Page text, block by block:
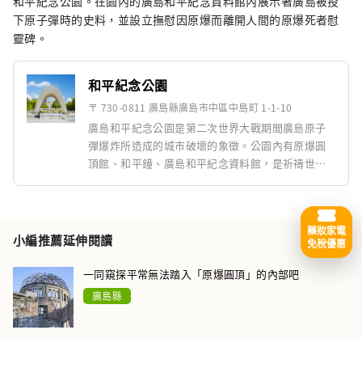
下原子彈時的史料，並設立撫慰因原爆而離開人間的原爆死者慰
靈碑。
和平紀念公園
〒 730-0811 廣島縣廣島市中區中島町 1-1-10
廣島和平紀念公園是第二次世界大戰期間廣島原子
彈爆炸所造成的城市破壞的象徵。公園內有原爆圓
頂館、和平鐘、廣島和平紀念資料館，是祈禱世界
怖。每年的8月6日，都會舉行和平紀念儀式紀念，
重燃對和平的祈願。
小編推薦延伸閱讀
一同窺探平常無法踏入「原爆圓頂」的內部吧
廣島縣
藥妝家電
免稅優惠